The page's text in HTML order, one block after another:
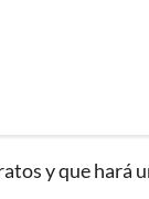
y que hará